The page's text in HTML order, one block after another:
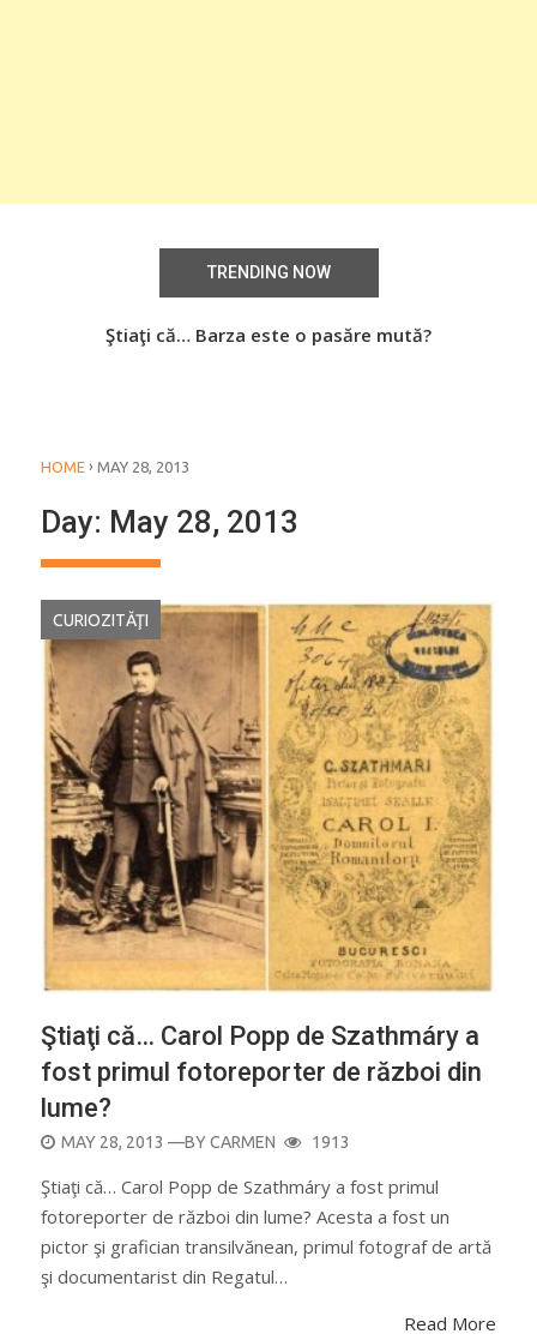
TRENDING NOW
Ştiaţi că… Barza este o pasăre mută?
Știați că… Roşiile îsi păstrează substanţele benefice
HOME › MAY 28, 2013
Day: May 28, 2013
CURIOZITĂŢI
Ştiaţi că… Carol Popp de Szathmáry a
fost primul fotoreporter de război din
lume?
POSTED
MAY 28, 2013 —BYCARMEN 1913
Ştiaţi că… Carol Popp de Szathmáry a fost primul
fotoreporter de război din lume? Acesta a fost un
pictor şi grafician transilvănean, primul fotograf de artă
şi documentarist din Regatul…
Read More